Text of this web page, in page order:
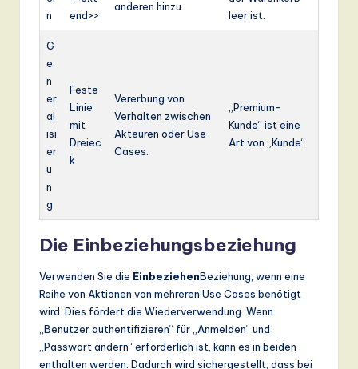
n
end>>
anderen hinzu.
leer ist.
G
e
n
er
al
isi
er
u
n
g
Feste
Linie
mit
Dreiec
k
Vererbung von
Verhalten zwischen
Akteuren oder Use
Cases.
„Premium-
Kunde“ ist eine
Art von „Kunde“.
Die Einbeziehungsbeziehung
Verwenden Sie die EinbeziehenBeziehung, wenn eine
Reihe von Aktionen von mehreren Use Cases benötigt
wird. Dies fördert die Wiederverwendung. Wenn
„Benutzer authentifizieren“ für „Anmelden“ und
„Passwort ändern“ erforderlich ist, kann es in beiden
enthalten werden. Dadurch wird sichergestellt, dass bei